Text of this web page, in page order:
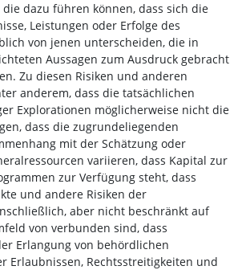
dazu führen können, dass sich die
Leistungen oder Erfolge des
von jenen unterscheiden, die in
Aussagen zum Ausdruck gebracht
Zu diesen Risiken und anderen
anderem, dass die tatsächlichen
Explorationen möglicherweise nicht die
dass die zugrundeliegenden
mit der Schätzung oder
variieren, dass Kapital zur
zur Verfügung steht, dass
und andere Risiken der
aber nicht beschränkt auf
von verbunden sind, dass
Erlangung von behördlichen
Erlaubnissen, Rechtsstreitigkeiten und